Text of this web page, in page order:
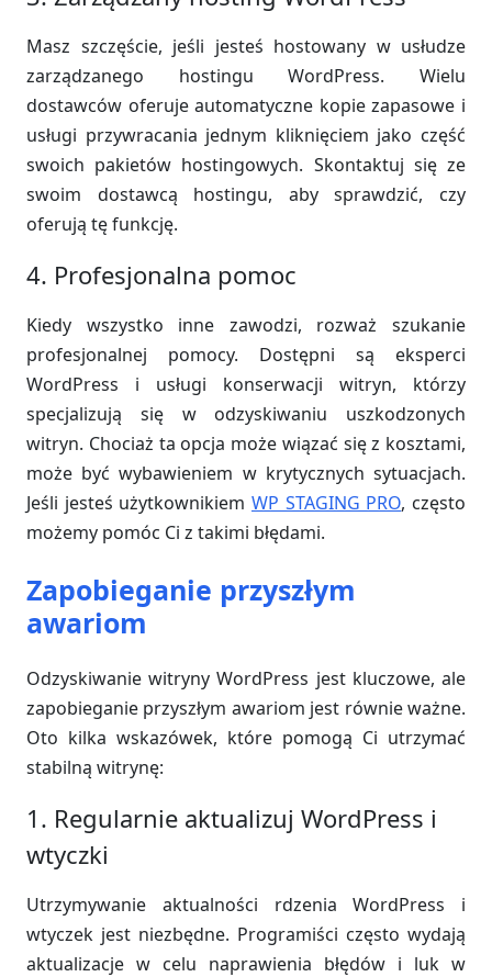
Masz szczęście, jeśli jesteś hostowany w usłudze
zarządzanego hostingu WordPress. Wielu
dostawców oferuje automatyczne kopie zapasowe i
usługi przywracania jednym kliknięciem jako część
swoich pakietów hostingowych. Skontaktuj się ze
swoim dostawcą hostingu, aby sprawdzić, czy
oferują tę funkcję.
4. Profesjonalna pomoc
Kiedy wszystko inne zawodzi, rozważ szukanie
profesjonalnej pomocy. Dostępni są eksperci
WordPress i usługi konserwacji witryn, którzy
specjalizują się w odzyskiwaniu uszkodzonych
witryn. Chociaż ta opcja może wiązać się z kosztami,
może być wybawieniem w krytycznych sytuacjach.
Jeśli jesteś użytkownikiem WP STAGING PRO, często
możemy pomóc Ci z takimi błędami.
Zapobieganie przyszłym
awariom
Odzyskiwanie witryny WordPress jest kluczowe, ale
zapobieganie przyszłym awariom jest równie ważne.
Oto kilka wskazówek, które pomogą Ci utrzymać
stabilną witrynę:
1. Regularnie aktualizuj WordPress i
wtyczki
Utrzymywanie aktualności rdzenia WordPress i
wtyczek jest niezbędne. Programiści często wydają
aktualizacje w celu naprawienia błędów i luk w